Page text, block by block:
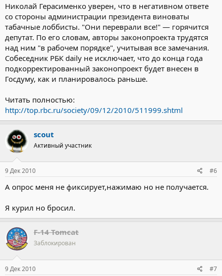
Николай Герасименко уверен, что в негативном ответе
со стороны администрации президента виноваты
табачные лоббисты. "Они переврали все!" — горячится
депутат. По его словам, авторы законопроекта трудятся
над ним "в рабочем порядке", учитывая все замечания.
Собеседник РБК daily не исключает, что до конца года
подкорректированный законопроект будет внесен в
Госдуму, как и планировалось раньше.
Читать полностью:
http://top.rbc.ru/society/09/12/2010/511999.shtml
scout
Активный участник
9 Дек 2010 #6
А опрос меня не фиксирует,нажимаю но не получается.
Я курил но бросил.
F-14 Tomcat
Заблокирован
9 Дек 2010 #7